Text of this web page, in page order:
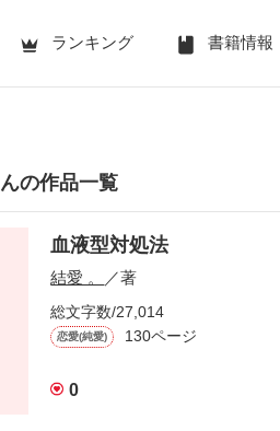
ランキング 書籍情報
の作品一覧
血液型対処法
結愛 。 ／著
総文字数/27,014
恋愛(純愛) 130ページ
0